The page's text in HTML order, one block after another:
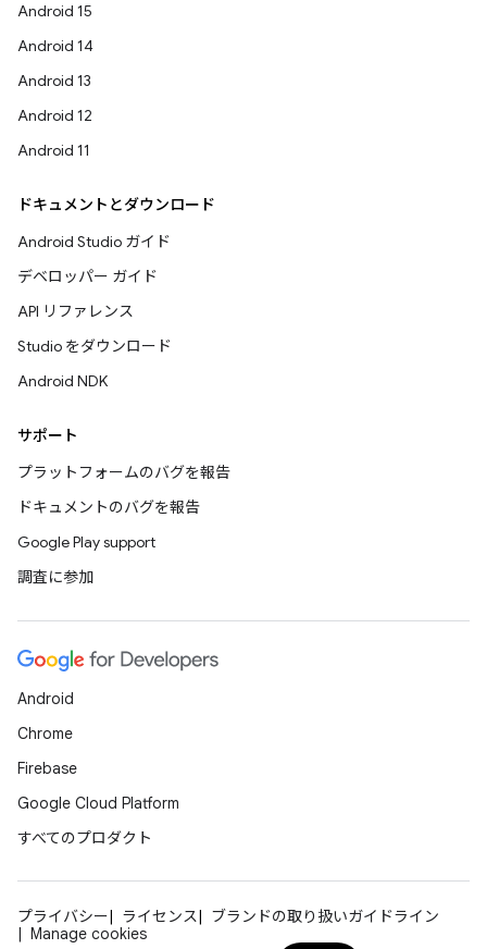
Android 15
Android 14
Android 13
Android 12
Android 11
ドキュメントとダウンロード
Android Studio ガイド
デベロッパー ガイド
API リファレンス
Studio をダウンロード
Android NDK
サポート
プラットフォームのバグを報告
ドキュメントのバグを報告
Google Play support
調査に参加
Android
Chrome
Firebase
Google Cloud Platform
すべてのプロダクト
プライバシー ライセンス
ブランドの取り扱いガイドライン
Manage cookies